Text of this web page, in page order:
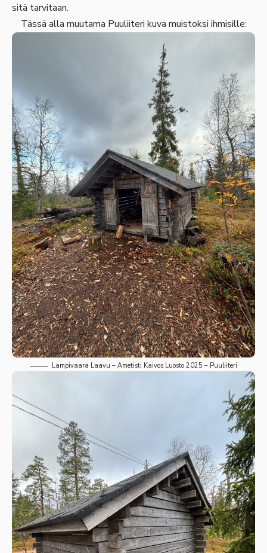
sitä tarvitaan.
Tässä alla muutama Puuliiteri kuva muistoksi ihmisille:
Lampivaara Laavu – Ametisti Kaivos Luosto 2025 – Puuliiteri